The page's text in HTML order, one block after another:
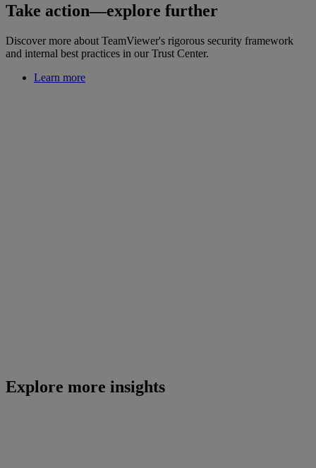
Take action—explore further
Discover more about TeamViewer's rigorous security framework
and internal best practices in our Trust Center.
Learn more
Explore more insights